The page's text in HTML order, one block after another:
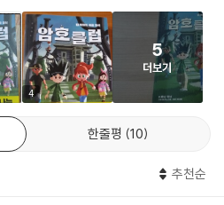
아서 코난 도일의 셜록 홈즈 시리즈 중
즐거운 활동이 될 겁니다. 이 책은 또한 휴
어도 암호로 간주하고 있습니다. 아이
그 의미를 직접 설명해 볼 수 있습니다..
를 만들어 볼 수도 있고, 서로 비밀 메시
볼 수도 있습니다. 새로운 암호를 개발
차근차근 기를 기회를 얻게 됩니다.
4
5
더보기
한줄평 10
추천순